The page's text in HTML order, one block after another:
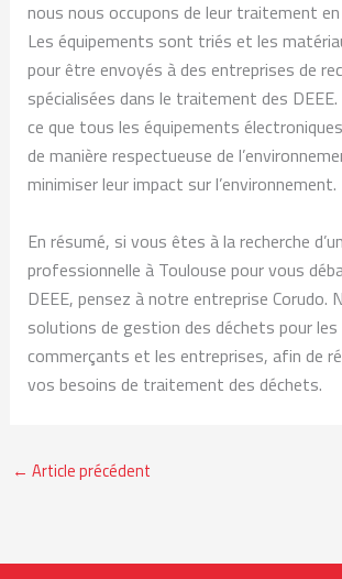
nous nous occupons de leur traitement
Les équipements sont triés et les
pour être envoyés à des entreprises de
spécialisées dans le traitement des
ce que tous les équipements
de manière respectueuse de
minimiser leur impact sur l’environnement.
En résumé, si vous êtes à la recherche
professionnelle à Toulouse pour vous
DEEE, pensez à notre entreprise Corudo.
solutions de gestion des déchets pour
commerçants et les entreprises, afin de
vos besoins de traitement des déchets.
← Article précédent